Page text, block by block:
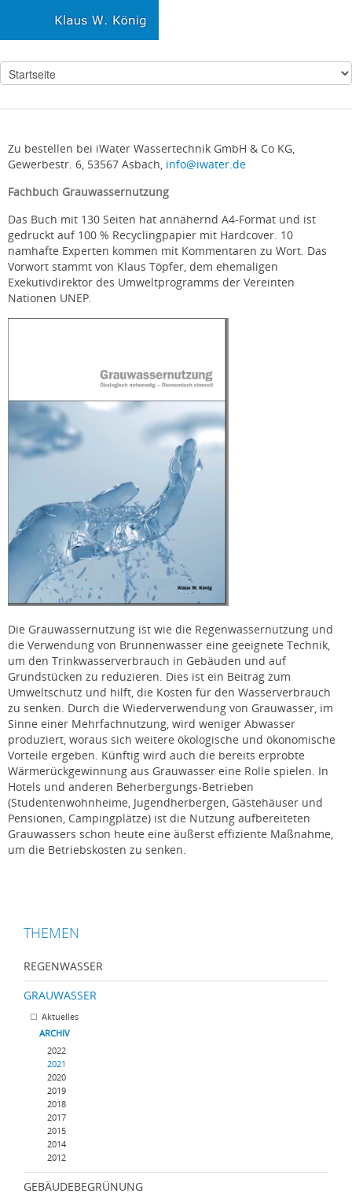
Zu bestellen bei iWater Wassertechnik GmbH & Co KG,
Gewerbestr. 6, 53567 Asbach, info@iwater.de
Fachbuch Grauwassernutzung
Das Buch mit 130 Seiten hat annähernd A4-Format und ist
gedruckt auf 100 % Recyclingpapier mit Hardcover. 10
namhafte Experten kommen mit Kommentaren zu Wort. Das
Vorwort stammt von Klaus Töpfer, dem ehemaligen
Exekutivdirektor des Umweltprogramms der Vereinten
Nationen UNEP.
Die Grauwassernutzung ist wie die Regenwassernutzung und
die Verwendung von Brunnenwasser eine geeignete Technik,
um den Trinkwasserverbrauch in Gebäuden und auf
Grundstücken zu reduzieren. Dies ist ein Beitrag zum
Umweltschutz und hilft, die Kosten für den Wasserverbrauch
zu senken. Durch die Wiederverwendung von Grauwasser, im
Sinne einer Mehrfachnutzung, wird weniger Abwasser
produziert, woraus sich weitere ökologische und ökonomische
Vorteile ergeben. Künftig wird auch die bereits erprobte
Wärmerückgewinnung aus Grauwasser eine Rolle spielen. In
Hotels und anderen Beherbergungs-Betrieben
(Studentenwohnheime, Jugendherbergen, Gästehäuser und
Pensionen, Campingplätze) ist die Nutzung aufbereiteten
Grauwassers schon heute eine äußerst effiziente Maßnahme,
um die Betriebskosten zu senken.
THEMEN
REGENWASSER
GRAUWASSER
Aktuelles
ARCHIV
2022
2021
2020
2019
2018
2017
2015
2014
2012
GEBÄUDEBEGRÜNUNG